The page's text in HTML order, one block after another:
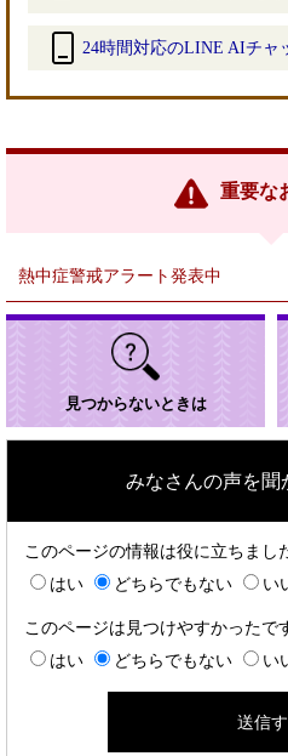
24時間対応のLINE AIチャ
リ
重要な
熱中症警戒アラート発表中
見つからないときは
みなさんの声を聞
このページの情報は役に立ちまし
はい
どちらでもない い
このページは見つけやすかったで
はい
どちらでもない い